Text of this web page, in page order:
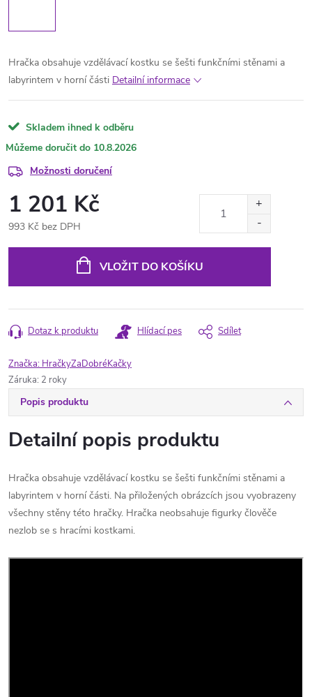
Hračka obsahuje vzdělávací kostku se šešti funkčními stěnami a
labyrintem v horní části Detailní informace
Skladem ihned k odběru
10.8.2026
Možnosti doručení
1 201 Kč
993 Kč bez DPH
VLOŽIT DO KOŠÍKU
Dotaz k produktu Hlídací pes Sdílet
Značka: HračkyZaDobréKačky
Záruka: 2 roky
Popis produktu
Detailní popis produktu
Hračka obsahuje vzdělávací kostku se šešti funkčními stěnami a
labyrintem v horní části. Na přiložených obrázcích jsou vyobrazeny
všechny stěny této hračky. Hračka neobsahuje figurky člověče
nezlob se s hracími kostkami.